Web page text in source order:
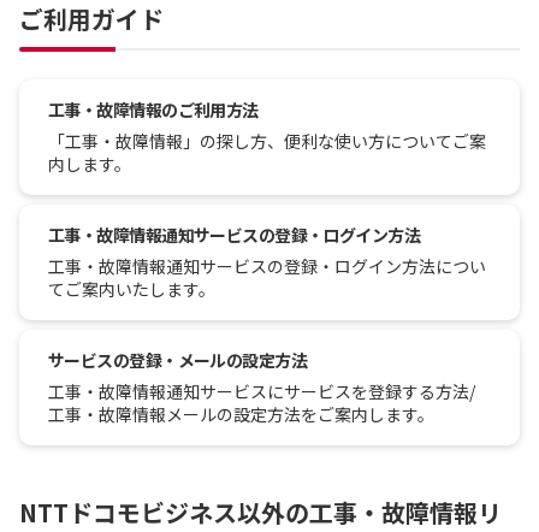
ご利用ガイド
工事・故障情報のご利用方法
「工事・故障情報」の探し方、便利な使い方についてご案
内します。
工事・故障情報通知サービスの登録・ログイン方法
工事・故障情報通知サービスの登録・ログイン方法につい
てご案内いたします。
サービスの登録・メールの設定方法
工事・故障情報通知サービスにサービスを登録する方法/
工事・故障情報メールの設定方法をご案内します。
NTTドコモビジネス以外の工事・故障情報リ